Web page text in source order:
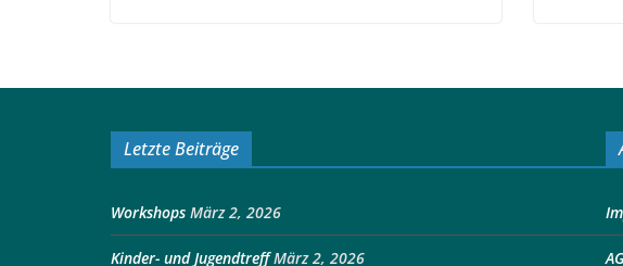
Letzte Beiträge
Workshops März 2, 2026
Kinder- und Jugendtreff März 2, 2026